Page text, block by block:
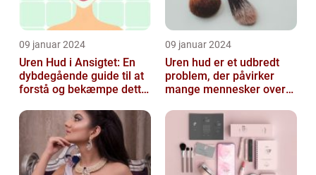
09 januar 2024
Uren Hud i Ansigtet: En
dybdegående guide til at
forstå og bekæmpe dette
09 januar 2024
Uren hud er et udbredt
problem, der påvirker
mange mennesker over